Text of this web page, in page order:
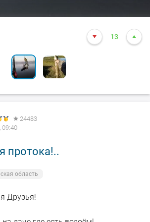
13
4
24483
09:40
протока!..
область
Друзья!